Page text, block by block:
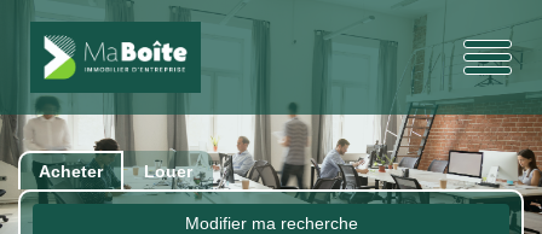
Acheter Louer
Modifier ma recherche